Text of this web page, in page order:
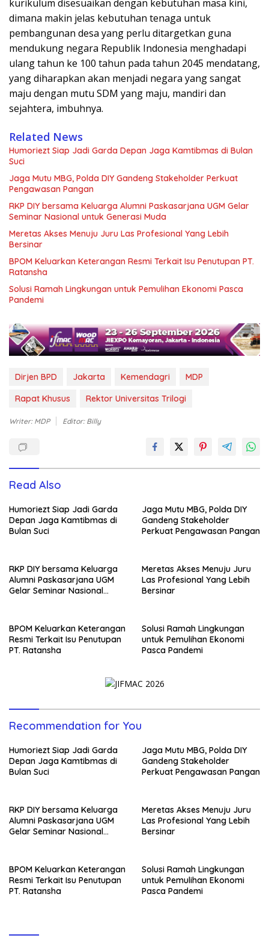
kurikulum disesuaikan dengan kebutuhan masa kini,
dimana makin jelas kebutuhan tenaga untuk
pembangunan desa yang perlu ditargetkan guna
mendukung negara Republik Indonesia menghadapi
ulang tahun ke 100 tahun pada tahun 2045 mendatang,
yang diharapkan akan menjadi negara yang sangat
maju dengan mutu SDM yang maju, mandiri dan
sejahtera, imbuhnya.
Related News
Humoriezt Siap Jadi Garda Depan Jaga Kamtibmas di Bulan
Suci
Jaga Mutu MBG, Polda DIY Gandeng Stakeholder Perkuat
Pengawasan Pangan
RKP DIY bersama Keluarga Alumni Paskasarjana UGM Gelar
Seminar Nasional untuk Generasi Muda
Meretas Akses Menuju Juru Las Profesional Yang Lebih
Bersinar
BPOM Keluarkan Keterangan Resmi Terkait Isu Penutupan PT.
Ratansha
Solusi Ramah Lingkungan untuk Pemulihan Ekonomi Pasca
Pandemi
Dirjen BPD Jakarta Kemendagri
MDP
Rapat Khusus
Rektor Universitas Trilogi
Writer: MDP Editor: Billy
Read Also
Humoriezt Siap Jadi Garda
Depan Jaga Kamtibmas di
Bulan Suci
Jaga Mutu MBG, Polda DIY
Gandeng Stakeholder
Perkuat Pengawasan Pangan
RKP DIY bersama Keluarga
Alumni Paskasarjana UGM
Gelar Seminar Nasional
Meretas Akses Menuju Juru
Las Profesional Yang Lebih
Bersinar
BPOM Keluarkan Keterangan
Resmi Terkait Isu Penutupan
PT. Ratansha
Solusi Ramah Lingkungan
untuk Pemulihan Ekonomi
Pasca Pandemi
Recommendation for You
Humoriezt Siap Jadi Garda
Depan Jaga Kamtibmas di
Bulan Suci
Jaga Mutu MBG, Polda DIY
Gandeng Stakeholder
Perkuat Pengawasan Pangan
RKP DIY bersama Keluarga
Alumni Paskasarjana UGM
Gelar Seminar Nasional
Meretas Akses Menuju Juru
Las Profesional Yang Lebih
Bersinar
BPOM Keluarkan Keterangan
Resmi Terkait Isu Penutupan
PT. Ratansha
Solusi Ramah Lingkungan
untuk Pemulihan Ekonomi
Pasca Pandemi